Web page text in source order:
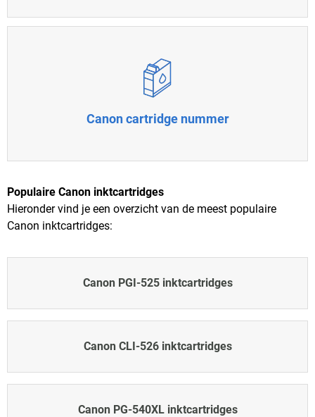
Canon cartridge nummer
Populaire Canon inktcartridges
Hieronder vind je een overzicht van de meest populaire
Canon inktcartridges:
Canon PGI-525 inktcartridges
Canon CLI-526 inktcartridges
Canon PG-540XL inktcartridges